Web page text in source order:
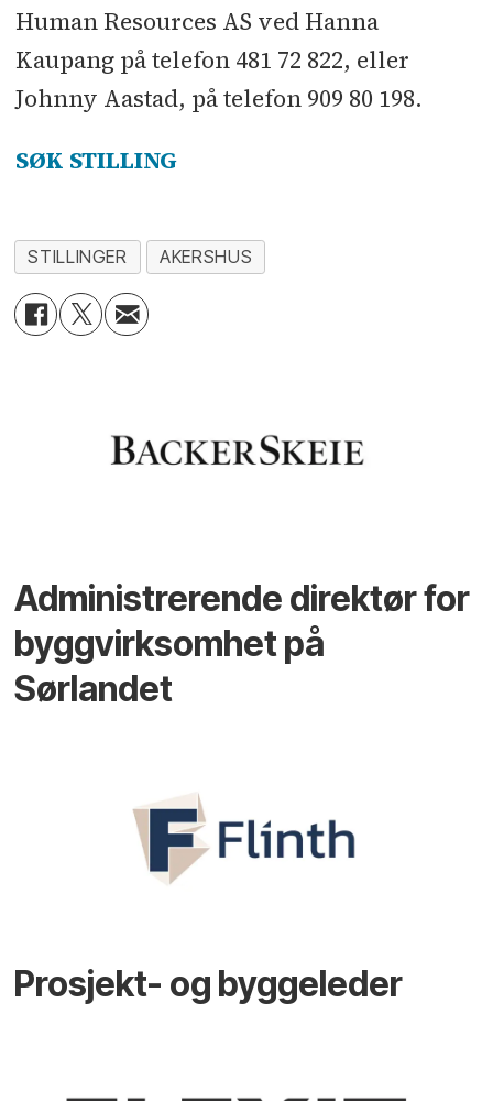
Human Resources AS ved Hanna
Kaupang på telefon 481 72 822, eller
Johnny Aastad, på telefon 909 80 198.
SØK STILLING
STILLINGER AKERSHUS
Administrerende direktør for
byggvirksomhet på
Sørlandet
Prosjekt- og byggeleder